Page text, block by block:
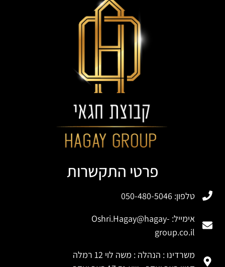
פרטי התקשרות
טלפון: 050-480-5046
אימייל:Oshri.Hagay@hagay-
group.co.il
משרדינו : הנהלה : משה לוי 12 רמלה